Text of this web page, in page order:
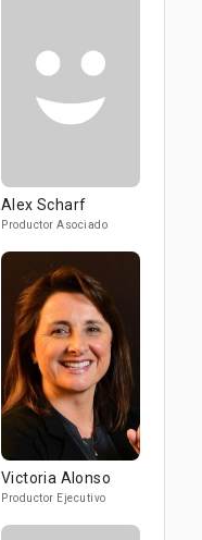
Alex Scharf
Productor Asociado
Victoria Alonso
Productor Ejecutivo